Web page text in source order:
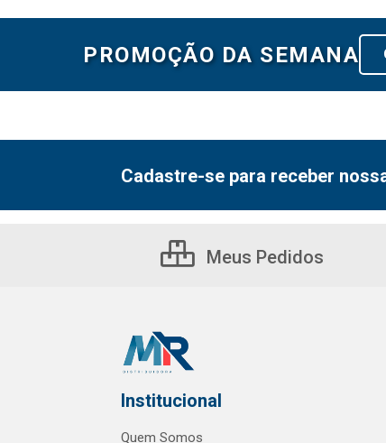
PROMOÇÃO DA SEMANA
Cadastre-se para receber
Meus Pedidos
Institucional
Quem Somos